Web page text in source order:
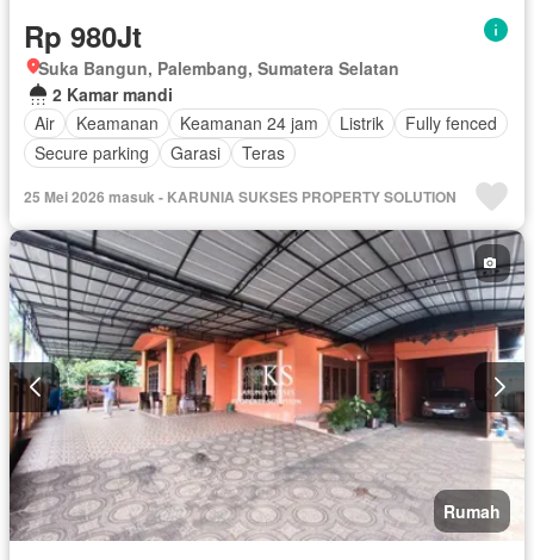
Rp 980Jt
Suka Bangun, Palembang, Sumatera Selatan
2 Kamar mandi
Air
Keamanan Keamanan 24 jam Listrik
Fully fenced
Secure parking
Garasi Teras
25 Mei 2026 masuk - KARUNIA SUKSES PROPERTY SOLUTION
Rumah